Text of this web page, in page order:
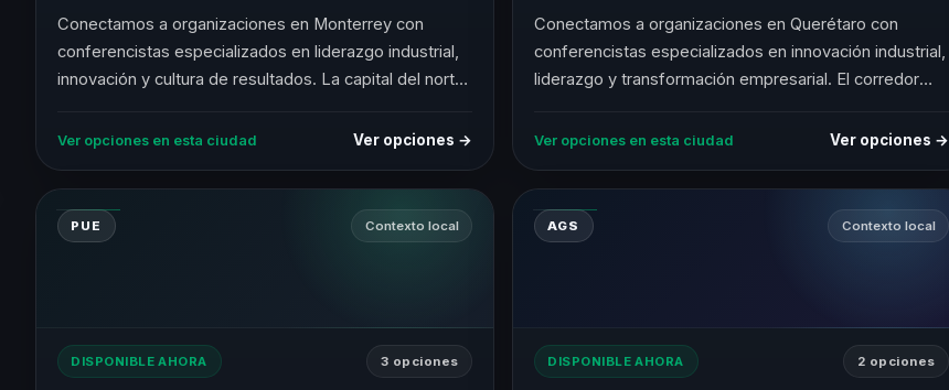
Conectamos a organizaciones en Monterrey con
conferencistas especializados en liderazgo industrial,
innovación y cultura de resultados. La capital del norte
Ver opciones en esta ciudad Ver opciones →
Conectamos a organizaciones en Querétaro con
conferencistas especializados en innovación industrial,
liderazgo y transformación empresarial. El corredor
Ver opciones en esta ciudad Ver opciones →
PUE Contexto local
DISPONIBLE AHORA 3 opciones
AGS Contexto local
DISPONIBLE AHORA 2 opciones